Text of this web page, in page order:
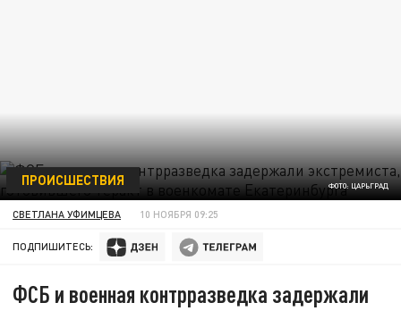
ФОТО: ЦАРЬГРАД
ПРОИСШЕСТВИЯ
СВЕТЛАНА УФИМЦЕВА 10 НОЯБРЯ 09:25
ПОДПИШИТЕСЬ:
ФСБ и военная контрразведка задержали